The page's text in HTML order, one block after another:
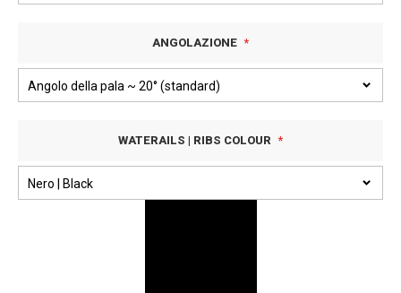
ANGOLAZIONE
WATERAILS | RIBS COLOUR